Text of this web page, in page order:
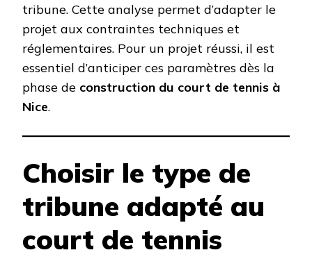
tribune. Cette analyse permet d’adapter le
projet aux contraintes techniques et
réglementaires. Pour un projet réussi, il est
essentiel d’anticiper ces paramètres dès la
phase de construction du court de tennis à
Nice.
Choisir le type de
tribune adapté au
court de tennis